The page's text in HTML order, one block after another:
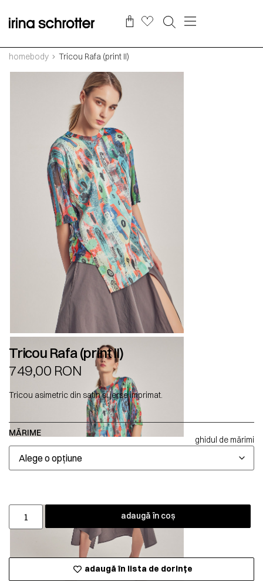
homebody Tricou Rafa (print II)
Tricou Rafa (print II)
749,00 RON
Tricou asimetric din satin și jerse imprimat.
MĂRIME
ghidul de mărimi
adaugă în coș
adaugă în lista de dorințe